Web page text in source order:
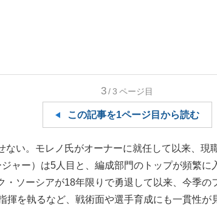
もっと見
すべて
3/3 ページ目
この記事を1ページ目から読む
い。モレノ氏がオーナーに就任して以来、現
ャー）は5人目と、編成部門のトップが頻繁に
・ソーシアが18年限りで勇退して以来、今季の
揮を執るなど、戦術面や選手育成にも一貫性が